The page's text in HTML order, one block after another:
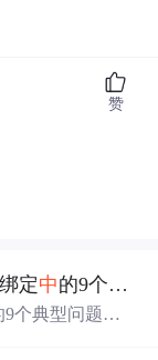
赞
定中的9个棘手问题
9个典型问题，